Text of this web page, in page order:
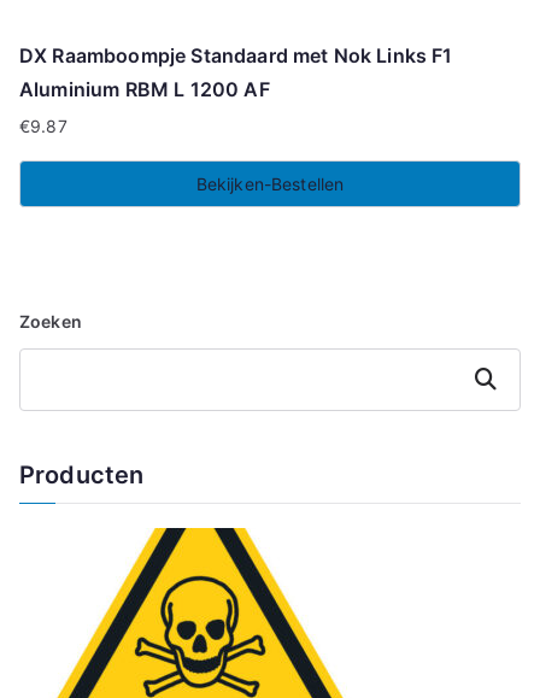
DX Raamboompje Standaard met Nok Links F1
Aluminium RBM L 1200 AF
€9.87
Bekijken-Bestellen
Zoeken
Zoeken
Producten